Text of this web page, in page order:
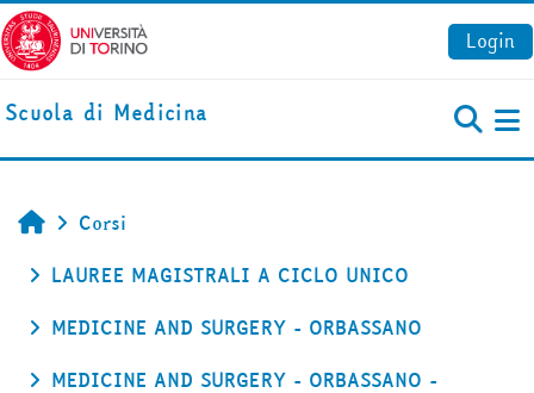
Vai al contenuto principale
Login
Scuola di Medicina
Home
Corsi
LAUREE MAGISTRALI A CICLO UNICO
MEDICINE AND SURGERY - ORBASSANO
MEDICINE AND SURGERY - ORBASSANO -